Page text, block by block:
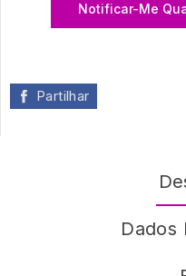
Notificar-Me
Partilhar
Dados